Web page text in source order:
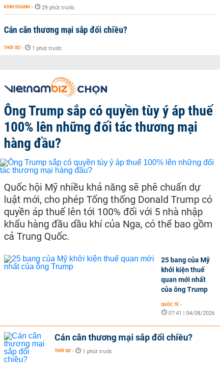
KINH DOANH - 29 phút trước
Cán cân thương mại sắp đổi chiều?
THỜI SỰ - 1 phút trước
Ông Trump sắp có quyền tùy ý áp thuế
100% lên những đối tác thương mại
hàng đầu?
Quốc hội Mỹ nhiều khả năng sẽ phê chuẩn dự
luật mới, cho phép Tổng thống Donald Trump có
quyền áp thuế lên tới 100% đối với 5 nhà nhập
khẩu hàng đầu dầu khí của Nga, có thể bao gồm
cả Trung Quốc.
25 bang của Mỹ
khởi kiện thuế
quan mới nhất
của ông Trump
QUỐC TẾ -
07:41 | 04/08/2026
Cán cân thương mại sắp đổi chiều?
THỜI SỰ - 1 phút trước